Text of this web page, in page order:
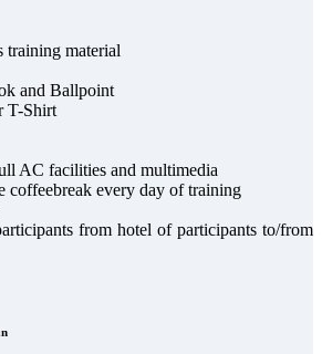
training material
and Ballpoint
T-Shirt
AC facilities and multimedia
coffeebreak every day of training
from hotel of participants to/from